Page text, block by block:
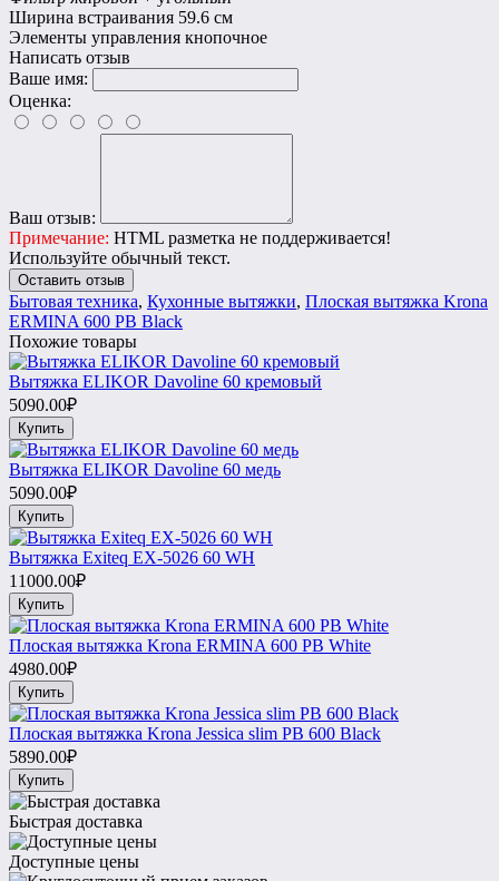
Ширина встраивания 59.6 см
Элементы управления кнопочное
Написать отзыв
Ваше имя:
Оценка:
Ваш отзыв:
Примечание: HTML разметка не поддерживается!
Используйте обычный текст.
Оставить отзыв
Бытовая техника, Кухонные вытяжки, Плоская вытяжка Krona
ERMINA 600 PB Black
Похожие товары
Вытяжка ELIKOR Davoline 60 кремовый
5090.00₽
Купить
Вытяжка ELIKOR Davoline 60 медь
5090.00₽
Купить
Вытяжка Exiteq EX-5026 60 WH
11000.00₽
Купить
Плоская вытяжка Krona ERMINA 600 PB White
4980.00₽
Купить
Плоская вытяжка Krona Jessica slim PB 600 Black
5890.00₽
Купить
Быстрая доставка
Доступные цены